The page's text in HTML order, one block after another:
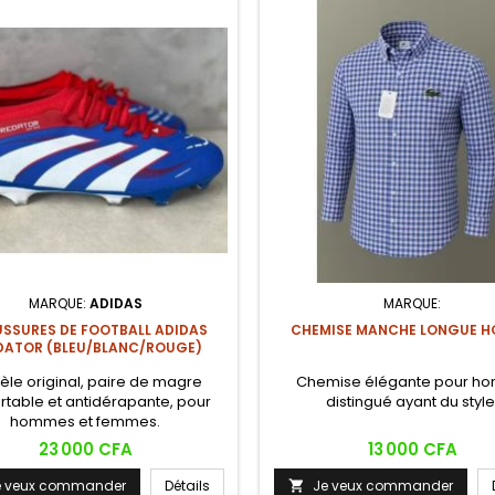
MARQUE: ADIDAS
DE FOOTBALL ADIDAS
(BLEU/BLANC/ROUGE)
original, paire de magre
et antidérapante, pour
hommes et femmes.
Prix
23 000 CFA
veux commander Détails
MARQUE:
CHEMISE MANCHE LONGUE
Chemise élégante pour
distingué ayant du
Prix
13 000 CFA
 Je veux commander